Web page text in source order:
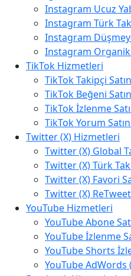
Instagram Ucuz
Instagram Türk
Instagram
Instagram Organik
TikTok Hizmetleri
TikTok Takipçi
TikTok Beğeni
TikTok İzlenme
TikTok Yorum
Twitter (X) Hizmetleri
Twitter (X) Global
Twitter (X) Türk
Twitter (X) Favori
Twitter (X) ReTweet
YouTube Hizmetleri
YouTube Abone
YouTube İzlenme
YouTube Shorts
YouTube AdWords